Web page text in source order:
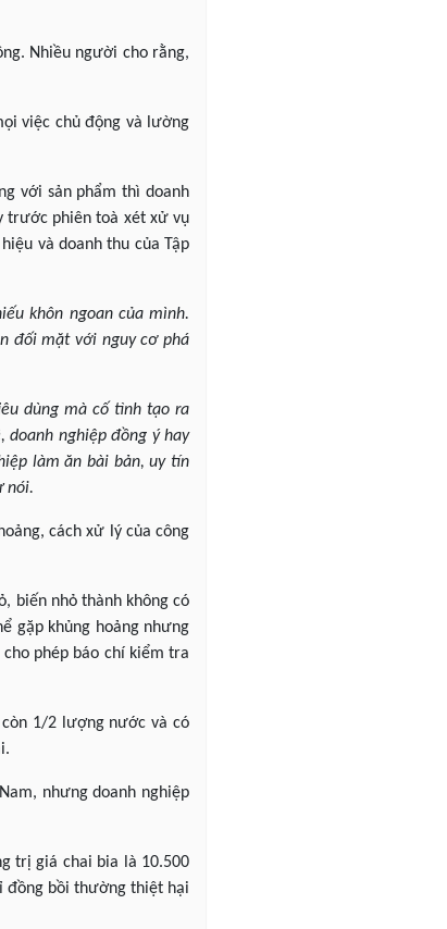
Nhiều người cho rằng,
việc chủ động và lường
với sản phẩm thì doanh
trước phiên toà xét xử vụ
và doanh thu của Tập
khôn ngoan của mình.
đối mặt với nguy cơ phá
dùng mà cố tình tạo ra
nghiệp đồng ý hay
làm ăn bài bản, uy tín
nói.
cách xử lý của công
biến nhỏ thành không có
gặp khủng hoảng nhưng
phép báo chí kiểm tra
1/2 lượng nước và có
nhưng doanh nghiệp
trị giá chai bia là 10.500
đồng bồi thường thiệt hại